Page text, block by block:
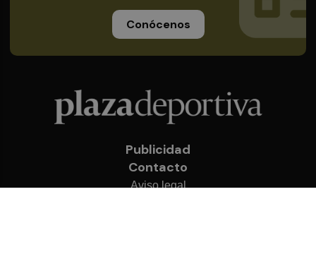
Conócenos
Publicidad
Contacto
Aviso legal